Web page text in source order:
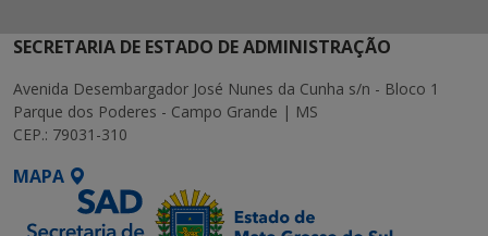
SECRETARIA DE ESTADO DE ADMINISTRAÇÃO
Avenida Desembargador José Nunes da Cunha s/n - Bloco 1
Parque dos Poderes - Campo Grande | MS
CEP.: 79031-310
MAPA